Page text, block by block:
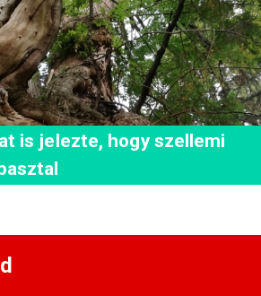
is jelezte, hogy szellemi